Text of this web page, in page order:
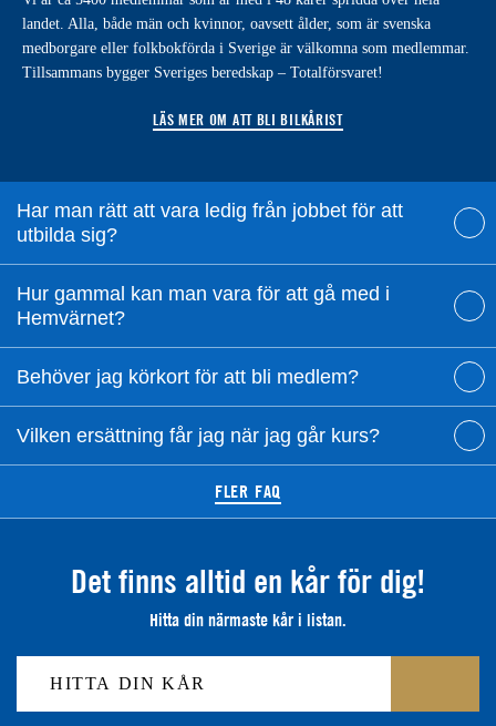
landet. Alla, både män och kvinnor, oavsett ålder, som är svenska
medborgare eller folkbokförda i Sverige är välkomna som medlemmar.
Tillsammans bygger Sveriges beredskap – Totalförsvaret!
LÄS MER OM ATT BLI BILKÅRIST
Har man rätt att vara ledig från jobbet för att
utbilda sig?
Hur gammal kan man vara för att gå med i
Hemvärnet?
Behöver jag körkort för att bli medlem?
Vilken ersättning får jag när jag går kurs?
FLER FAQ
Det finns alltid en kår för dig!
Hitta din närmaste kår i listan.